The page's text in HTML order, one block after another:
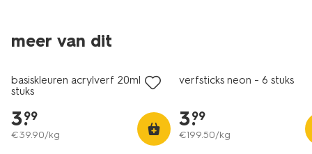
meer van dit
basiskleuren acrylverf 20ml - 6
stuks
3.
99
€39.90/kg
verfsticks neon - 6 stuks
3.
99
€199.50/kg